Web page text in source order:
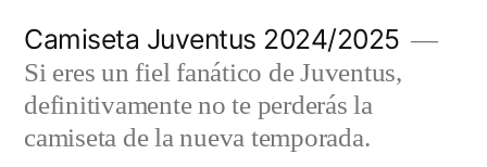
contenido
Camiseta Juventus 2024/2025
Si eres un fiel fanático de Juventus,
definitivamente no te perderás la
camiseta de la nueva temporada.